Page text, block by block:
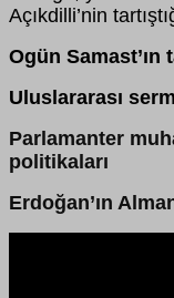
Açıkdilli’nin
Ogün Samast’ın
Uluslararası
Parlamanter
politikaları
Erdoğan’ın